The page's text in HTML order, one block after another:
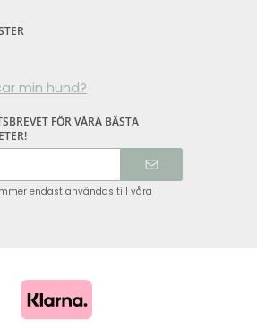
min hund?
FÖR VÅRA BÄSTA
endast användas till våra